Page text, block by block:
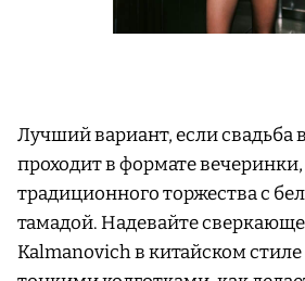
Лучший вариант, если свадьба
проходит в формате вечеринки,
традиционного торжества с
тамадой. Надевайте
Kalmanovich в китайском